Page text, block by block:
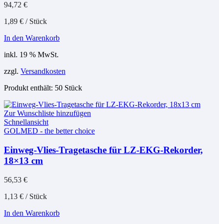
94,72 €
1,89 € / Stück
In den Warenkorb
inkl. 19 % MwSt.
zzgl. Versandkosten
Produkt enthält: 50 Stück
Zur Wunschliste hinzufügen
Schnellansicht
GOLMED - the better choice
Einweg-Vlies-Tragetasche für LZ-EKG-Rekorder,
18×13 cm
56,53 €
1,13 € / Stück
In den Warenkorb